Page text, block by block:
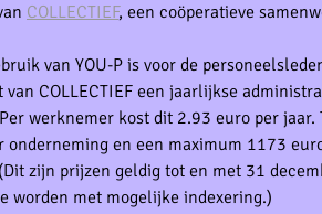
COLLECTIEF, een coöperatieve
van YOU-P is voor de
COLLECTIEF een jaarlijkse
werknemer kost dit 2.93 euro per
onderneming en een maximum 1173
zijn prijzen geldig tot en met 31
worden met mogelijke indexering.)